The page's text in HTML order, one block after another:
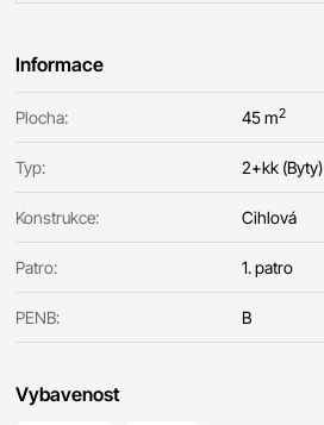
Informace
Plocha: 45 m2
Typ: 2+kk (Byty)
Konstrukce: Cihlová
Patro: 1. patro
PENB: B
Vybavenost